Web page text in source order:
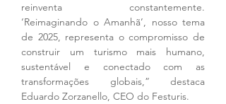
reinventa constantemente.
‘Reimaginando o Amanhã’, nosso tema
de 2025, representa o compromisso de
construir um turismo mais humano,
sustentável e conectado com as
transformações globais,” destaca
Eduardo Zorzanello, CEO do Festuris.